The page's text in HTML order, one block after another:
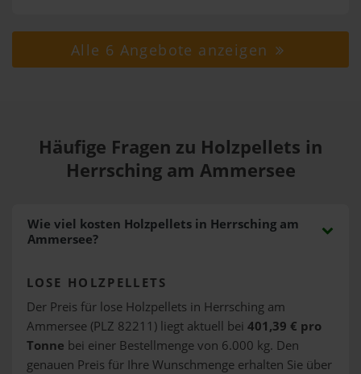
Alle 6 Angebote anzeigen
Häufige Fragen zu Holzpellets in
Herrsching am Ammersee
Wie viel kosten Holzpellets in Herrsching am
Ammersee?
LOSE HOLZPELLETS
Der Preis für lose Holzpellets in Herrsching am
Ammersee (PLZ 82211) liegt aktuell bei 401,39 € pro
Tonne bei einer Bestellmenge von 6.000 kg. Den
genauen Preis für Ihre Wunschmenge erhalten Sie über